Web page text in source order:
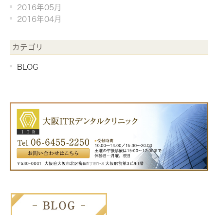
2016年05月
2016年04月
カテゴリ
BLOG